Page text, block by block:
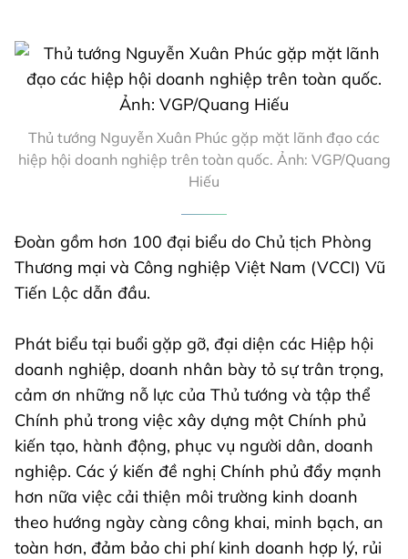
Thủ tướng Nguyễn Xuân Phúc gặp mặt lãnh đạo các
hiệp hội doanh nghiệp trên toàn quốc. Ảnh: VGP/Quang
Hiếu
Đoàn gồm hơn 100 đại biểu do Chủ tịch Phòng
Thương mại và Công nghiệp Việt Nam (VCCI) Vũ
Tiến Lộc dẫn đầu.
Phát biểu tại buổi gặp gỡ, đại diện các Hiệp hội
doanh nghiệp, doanh nhân bày tỏ sự trân trọng,
cảm ơn những nỗ lực của Thủ tướng và tập thể
Chính phủ trong việc xây dựng một Chính phủ
kiến tạo, hành động, phục vụ người dân, doanh
nghiệp. Các ý kiến đề nghị Chính phủ đẩy mạnh
hơn nữa việc cải thiện môi trường kinh doanh
theo hướng ngày càng công khai, minh bạch, an
toàn hơn, đảm bảo chi phí kinh doanh hợp lý, rủi